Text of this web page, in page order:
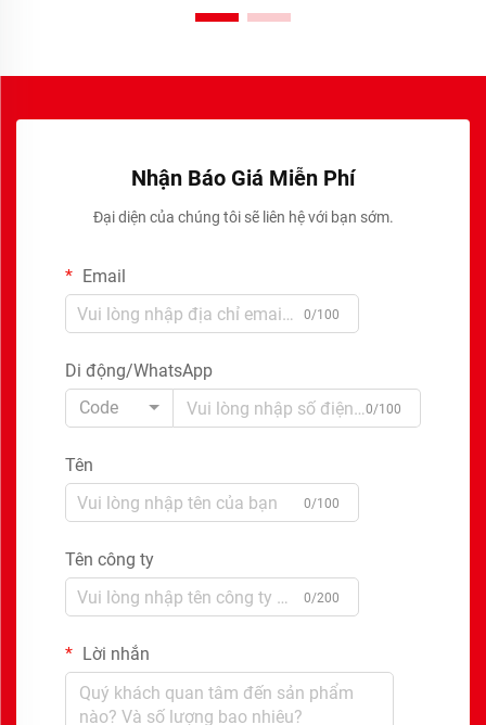
Nhận Báo Giá Miễn Phí
Đại diện của chúng tôi sẽ liên hệ với bạn sớm.
Email
0/100
Di động/WhatsApp
Code
0/100
Tên
0/100
Tên công ty
0/200
Lời nhắn